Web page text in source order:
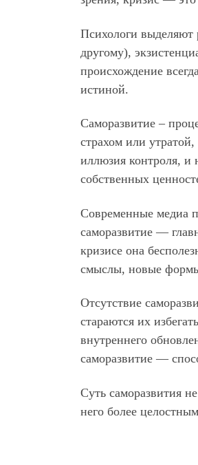
Психологи выделяют
другому),
происхождение
истиной.
Саморазвитие –
страхом или
иллюзия контроля, и
собственных
Современные медиа
саморазвитие —
кризисе она
смыслы, новые формы
Отсутствие
стараются их
внутреннего
саморазвитие —
Суть саморазвития
него более